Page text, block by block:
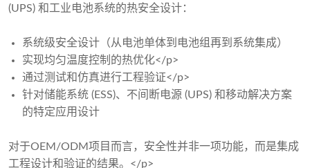
(UPS) 和工业电池系统的热安全设计：
系统级安全设计（从电池单体到电池组再到系统集成）
实现均匀温度控制的热优化</p>
通过测试和仿真进行工程验证</p>
针对储能系统 (ESS)、不间断电源 (UPS) 和移动解决方案
的特定应用设计
对于OEM/ODM项目而言，安全性并非一项功能，而是集成
工程设计和验证的结果。</p>